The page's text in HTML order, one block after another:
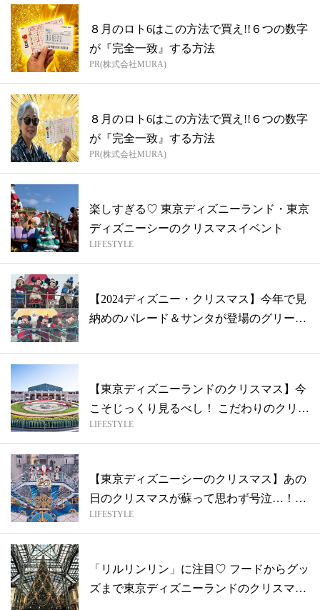
８月のロト6はこの方法で買え!!６つの数字
が『完全一致』する方法
PR(株式会社MURA)
８月のロト6はこの方法で買え!!６つの数字
が『完全一致』する方法
PR(株式会社MURA)
楽しすぎる♡ 東京ディズニーランド・東京
ディズニーシーのクリスマスイベント
LIFESTYLE
【2024ディズニー・クリスマス】今年で見
納めのパレード＆サンタが登場のグリー
【東京ディズニーランドのクリスマス】今
こそじっくり見るべし！ こだわりのクリス
マ...
LIFESTYLE
【東京ディズニーシーのクリスマス】あの
日のクリスマスが蘇って思わず号泣…！
「ミッ...
LIFESTYLE
「リルリンリン」に注目♡ フードからグッ
ズまで東京ディズニーランドのクリスマス